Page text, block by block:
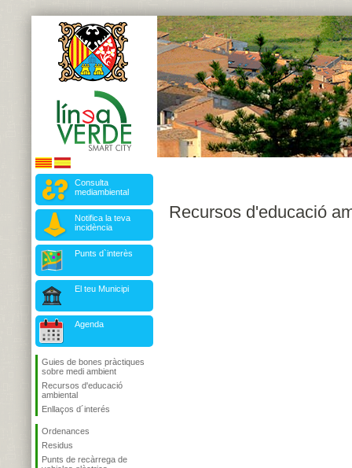
Consulta
mediambiental
Notifica la teva
incidència
Punts d`interès
El teu Municipi
Agenda
Guies de bones pràctiques
sobre medi ambient
Recursos d'educació
ambiental
Enllaços d´interés
Ordenances
Residus
Punts de recàrrega de
Recursos d'educació